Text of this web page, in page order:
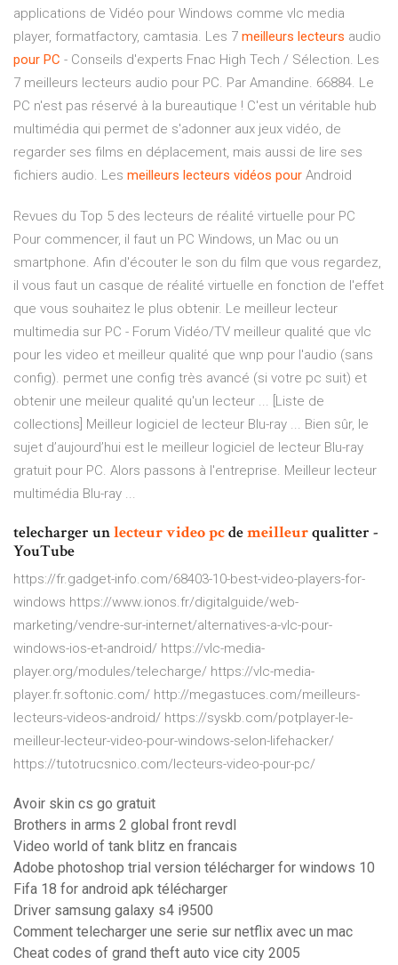
applications de Vidéo pour Windows comme vlc media
player, formatfactory, camtasia. Les 7 meilleurs lecteurs audio
pour PC - Conseils d'experts Fnac High Tech / Sélection. Les
7 meilleurs lecteurs audio pour PC. Par Amandine. 66884. Le
PC n'est pas réservé à la bureautique ! C'est un véritable hub
multimédia qui permet de s'adonner aux jeux vidéo, de
regarder ses films en déplacement, mais aussi de lire ses
fichiers audio. Les meilleurs lecteurs vidéos pour Android
Revues du Top 5 des lecteurs de réalité virtuelle pour PC
Pour commencer, il faut un PC Windows, un Mac ou un
smartphone. Afin d'écouter le son du film que vous regardez,
il vous faut un casque de réalité virtuelle en fonction de l'effet
que vous souhaitez le plus obtenir. Le meilleur lecteur
multimedia sur PC - Forum Vidéo/TV meilleur qualité que vlc
pour les video et meilleur qualité que wnp pour l'audio (sans
config). permet une config très avancé (si votre pc suit) et
obtenir une meileur qualité qu'un lecteur ... [Liste de
collections] Meilleur logiciel de lecteur Blu-ray ... Bien sûr, le
sujet d’aujourd’hui est le meilleur logiciel de lecteur Blu-ray
gratuit pour PC. Alors passons à l'entreprise. Meilleur lecteur
multimédia Blu-ray ...
telecharger unlecteurvideopcdemeilleurqualitter -
YouTube
https://fr.gadget-info.com/68403-10-best-video-players-for-
windows https://www.ionos.fr/digitalguide/web-
marketing/vendre-sur-internet/alternatives-a-vlc-pour-
windows-ios-et-android/ https://vlc-media-
player.org/modules/telecharge/ https://vlc-media-
player.fr.softonic.com/ http://megastuces.com/meilleurs-
lecteurs-videos-android/ https://syskb.com/potplayer-le-
meilleur-lecteur-video-pour-windows-selon-lifehacker/
https://tutotrucsnico.com/lecteurs-video-pour-pc/
Avoir skin cs go gratuit
Brothers in arms 2 global front revdl
Video world of tank blitz en francais
Adobe photoshop trial version télécharger for windows 10
Fifa 18 for android apk télécharger
Driver samsung galaxy s4 i9500
Comment telecharger une serie sur netflix avec un mac
Cheat codes of grand theft auto vice city 2005